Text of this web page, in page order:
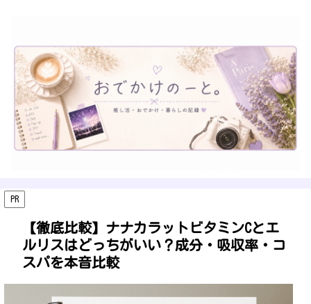
PR
【徹底比較】ナナカラットビタミンCとエ
ルリスはどっちがいい？成分・吸収率・コ
スパを本音比較